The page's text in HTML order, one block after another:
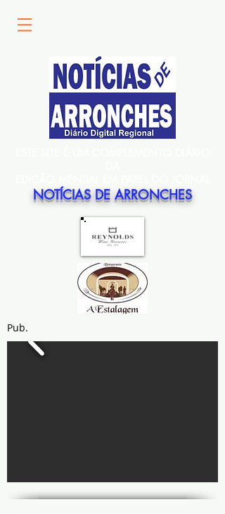
NOTÍCIAS DE ARRONCHES
Pub.